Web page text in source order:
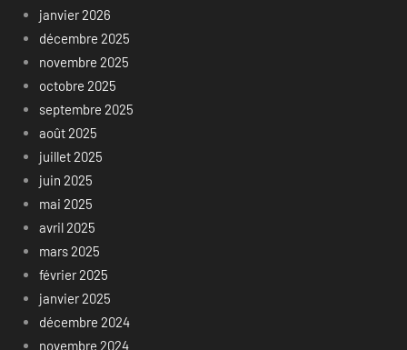
janvier 2026
décembre 2025
novembre 2025
octobre 2025
septembre 2025
août 2025
juillet 2025
juin 2025
mai 2025
avril 2025
mars 2025
février 2025
janvier 2025
décembre 2024
novembre 2024